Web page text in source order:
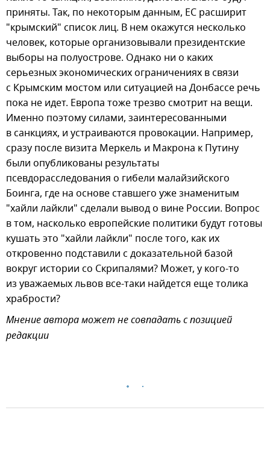
приняты. Так, по некоторым данным, ЕС расширит
"крымский" список лиц. В нем окажутся несколько
человек, которые организовывали президентские
выборы на полуострове. Однако ни о каких
серьезных экономических ограничениях в связи
с Крымским мостом или ситуацией на Донбассе речь
пока не идет. Европа тоже трезво смотрит на вещи.
Именно поэтому силами, заинтересованными
в санкциях, и устраиваются провокации. Например,
сразу после визита Меркель и Макрона к Путину
были опубликованы результаты
псевдорасследования о гибели малайзийского
Боинга, где на основе ставшего уже знаменитым
"хайли лайкли" сделали вывод о вине России. Вопрос
в том, насколько европейские политики будут готовы
кушать это "хайли лайкли" после того, как их
откровенно подставили с доказательной базой
вокруг истории со Скрипалями? Может, у кого-то
из уважаемых львов все-таки найдется еще толика
храбрости?
Мнение автора может не совпадать с позицией
редакции